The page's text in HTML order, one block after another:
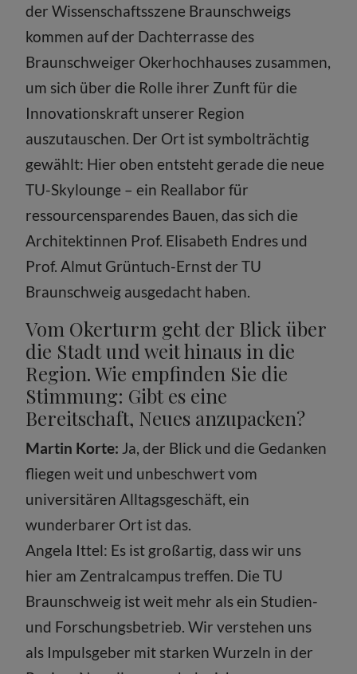
der Wissenschaftsszene Braunschweigs
kommen auf der Dachterrasse des
Braunschweiger Okerhochhauses zusammen,
um sich über die Rolle ihrer Zunft für die
Innovationskraft unserer Region
auszutauschen. Der Ort ist symbolträchtig
gewählt: Hier oben entsteht gerade die neue
TU-Skylounge – ein Reallabor für
ressourcensparendes Bauen, das sich die
Architektinnen Prof. Elisabeth Endres und
Prof. Almut Grüntuch-Ernst der TU
Braunschweig ausgedacht haben.
Vom Okerturm geht der Blick über
die Stadt und weit hinaus in die
Region. Wie empfinden Sie die
Stimmung: Gibt es eine
Bereitschaft, Neues anzupacken?
Martin Korte: Ja, der Blick und die Gedanken
fliegen weit und unbeschwert vom
universitären Alltagsgeschäft, ein
wunderbarer Ort ist das.
Angela Ittel: Es ist großartig, dass wir uns
hier am Zentralcampus treffen. Die TU
Braunschweig ist weit mehr als ein Studien-
und Forschungsbetrieb. Wir verstehen uns
als Impulsgeber mit starken Wurzeln in der